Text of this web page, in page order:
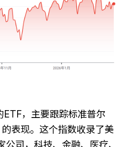
，主要跟踪标准普尔
表现。这个指数收录了美